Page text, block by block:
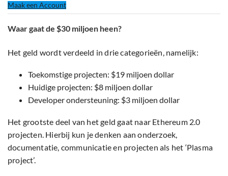
Maak een Account
Waar gaat de $30 miljoen heen?
Het geld wordt verdeeld in drie categorieën, namelijk:
Toekomstige projecten: $19 miljoen dollar
Huidige projecten: $8 miljoen dollar
Developer ondersteuning: $3 miljoen dollar
Het grootste deel van het geld gaat naar Ethereum 2.0
projecten. Hierbij kun je denken aan onderzoek,
documentatie, communicatie en projecten als het ‘Plasma
project’.